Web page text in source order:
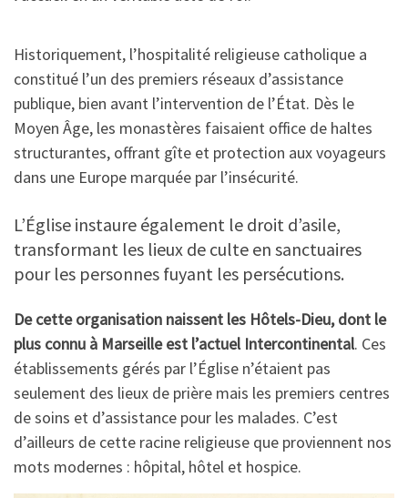
Historiquement, l’hospitalité religieuse catholique a
constitué l’un des premiers réseaux d’assistance
publique, bien avant l’intervention de l’État. Dès le
Moyen Âge, les monastères faisaient office de haltes
structurantes, offrant gîte et protection aux voyageurs
dans une Europe marquée par l’insécurité.
L’Église instaure également le droit d’asile,
transformant les lieux de culte en sanctuaires
pour les personnes fuyant les persécutions.
De cette organisation naissent les Hôtels-Dieu, dont le
plus connu à Marseille est l’actuel Intercontinental. Ces
établissements gérés par l’Église n’étaient pas
seulement des lieux de prière mais les premiers centres
de soins et d’assistance pour les malades. C’est
d’ailleurs de cette racine religieuse que proviennent nos
mots modernes : hôpital, hôtel et hospice.